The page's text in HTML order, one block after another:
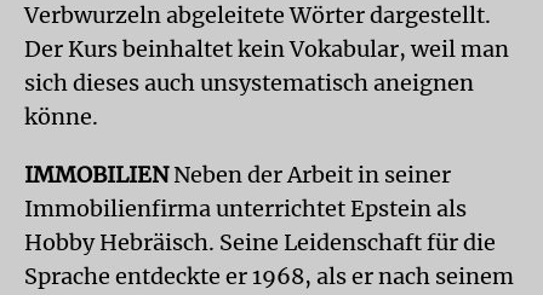
Verbwurzeln abgeleitete Wörter dargestellt.
Der Kurs beinhaltet kein Vokabular, weil man
sich dieses auch unsystematisch aneignen
könne.
IMMOBILIENNeben der Arbeit in seiner
Immobilienfirma unterrichtet Epstein als
Hobby Hebräisch. Seine Leidenschaft für die
Sprache entdeckte er 1968, als er nach seinem